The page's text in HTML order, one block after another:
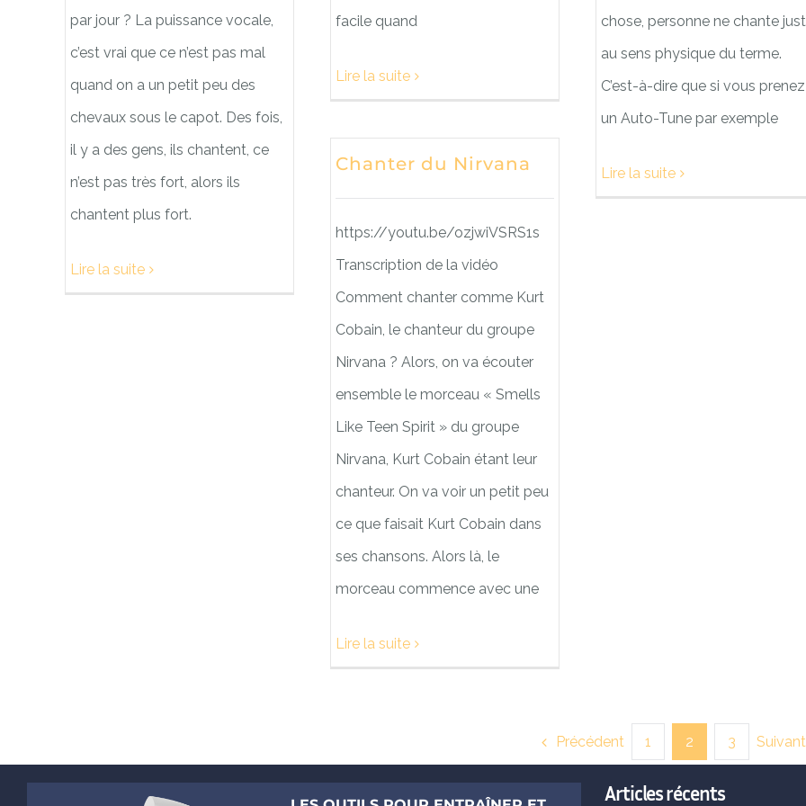
facile quand
Lire la suite
chose, personne ne chante
au sens physique du terme.
C’est-à-dire que si vous prenez
un Auto-Tune par exemple
Lire la suite
par jour ? La puissance vocale,
c’est vrai que ce n’est pas mal
quand on a un petit peu des
chevaux sous le capot. Des fois,
il y a des gens, ils chantent, ce
n’est pas très fort, alors ils
chantent plus fort.
Lire la suite
Chanter du Nirvana
https://youtu.be/ozjwiVSRS1s
Transcription de la vidéo
Comment chanter comme Kurt
Cobain, le chanteur du groupe
Nirvana ? Alors, on va écouter
ensemble le morceau « Smells
Like Teen Spirit » du groupe
Nirvana, Kurt Cobain étant leur
chanteur. On va voir un petit peu
ce que faisait Kurt Cobain dans
ses chansons. Alors là, le
morceau commence avec une
Lire la suite
Précédent 1 2 3 Suivant
Articles récents